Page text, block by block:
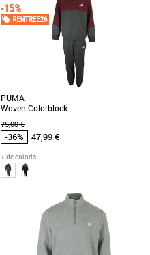
Vêtements pas cher et Promos
Vêtements
Ajoutez de la chaleur à votre look cette
saison avec ce gilet Talder Zip Through
Knitted Jumper. Fabriqué [...]
PUMA
Woven Colorblock
75,00 €
-36% 47,99 €
+ de coloris
Vêtements pas cher et Promos
Découvrez le survêtement PUMA
Woven Colorblock, une pièce
incontournable pour les hommes à la